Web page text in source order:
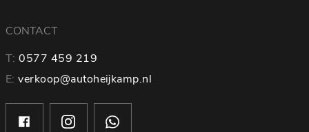
CONTACT
T: 0577 459 219
E: verkoop@autoheijkamp.nl